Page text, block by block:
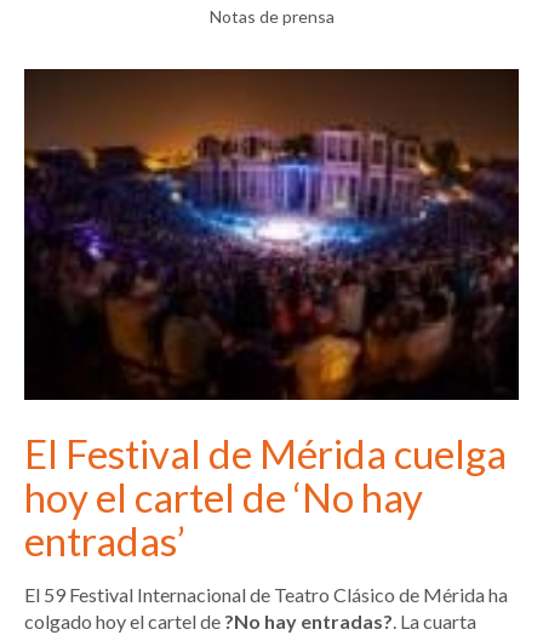
Notas de prensa
El Festival de Mérida cuelga
hoy el cartel de ‘No hay
entradas’
El 59 Festival Internacional de Teatro Clásico de Mérida ha
colgado hoy el cartel de ?No hay entradas?. La cuarta